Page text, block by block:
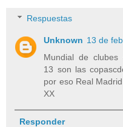
Respuestas
Unknown 13 de
Mundial de clubes
13 son las
por eso Real
XX
Responder